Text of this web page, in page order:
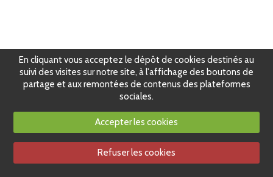
En cliquant vous acceptez le dépôt de cookies destinés au
suivi des visites sur notre site, à l'affichage des boutons de
partage et aux remontées de contenus des plateformes
sociales.
Accepter les cookies
Refuser les cookies